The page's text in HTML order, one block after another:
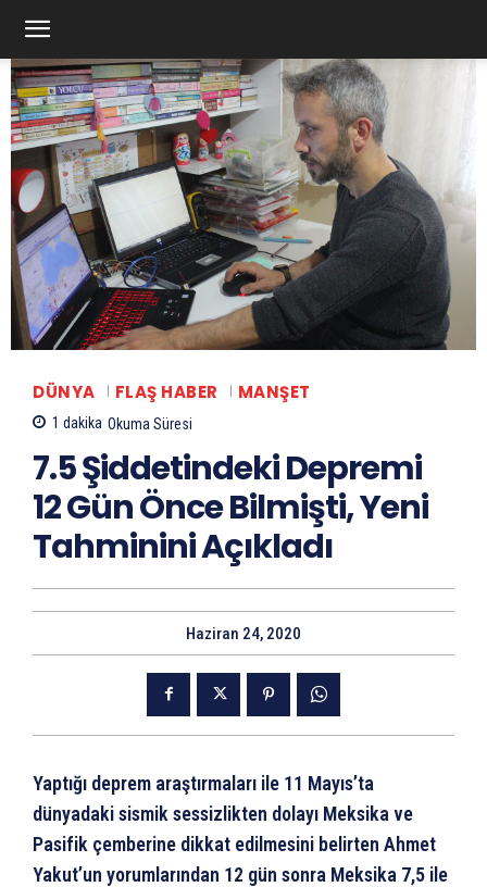
DÜNYA FLAŞ HABER MANŞET
1 dakika Okuma Süresi
7.5 Şiddetindeki Depremi
12 Gün Önce Bilmişti, Yeni
Tahminini Açıkladı
Haziran 24, 2020
Yaptığı deprem araştırmaları ile 11 Mayıs’ta
dünyadaki sismik sessizlikten dolayı Meksika ve
Pasifik çemberine dikkat edilmesini belirten Ahmet
Yakut’un yorumlarından 12 gün sonra Meksika 7,5 ile